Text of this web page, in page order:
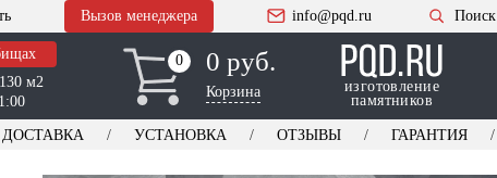
Вызов менеджера info@pqd.ru Поиск
м2
0
0 0 руб.
Корзина
изготовление
памятников
ДОСТАВКА УСТАНОВКА ОТЗЫВЫ ГАРАНТИЯ